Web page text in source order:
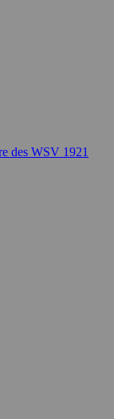
des WSV 1921